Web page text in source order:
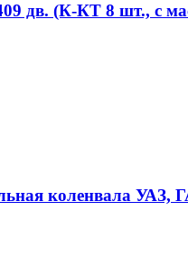
дв. (К-КТ 8 шт., с
коленвала УАЗ,